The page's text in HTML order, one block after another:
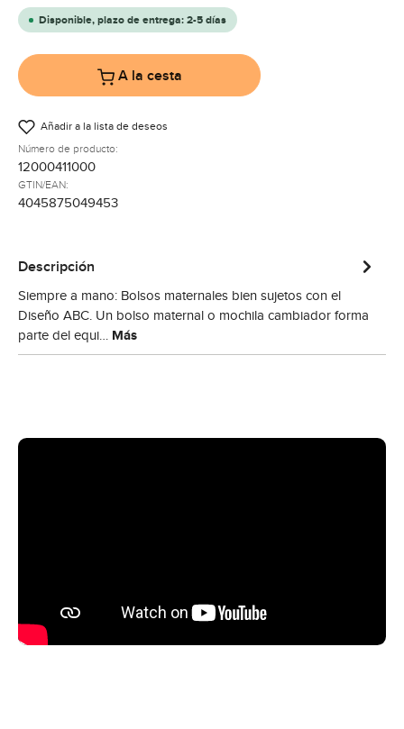
Disponible, plazo de entrega: 2-5 días
A la cesta
Añadir a la lista de deseos
Número de producto:
12000411000
GTIN/EAN:
4045875049453
Descripción
Siempre a mano: Bolsos maternales bien sujetos con el
Diseño ABC. Un bolso maternal o mochila cambiador forma
parte del equi… Más